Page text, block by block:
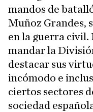
mandos de
Muñoz Grandes,
en la guerra civil.
mandar la
destacar sus
incómodo e
ciertos sectores
sociedad